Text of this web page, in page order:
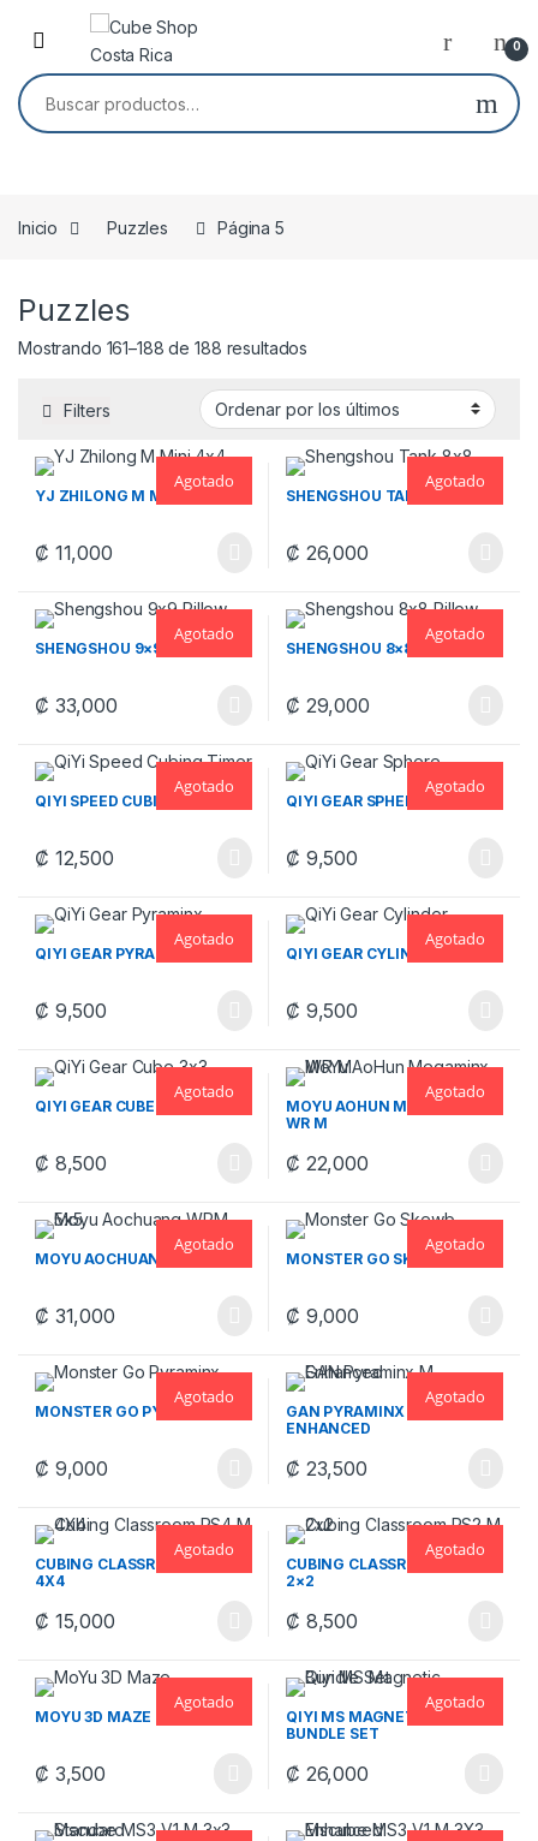
Skip to navigation
Skip to content
0
Buscar por:
Inicio Puzzles Página 5
Puzzles
Mostrando 161–188 de 188 resultados
Filters
Agotado
YJ ZHILONG M MINI 4×4
₡ 11,000
Agotado
SHENGSHOU TANK 8×8
₡ 26,000
Agotado
SHENGSHOU 9×9 PILLOW
₡ 33,000
Agotado
SHENGSHOU 8×8 PILLOW
₡ 29,000
Agotado
QIYI SPEED CUBING TIMER
₡ 12,500
Agotado
QIYI GEAR SPHERE
₡ 9,500
Agotado
QIYI GEAR PYRAMINX
₡ 9,500
Agotado
QIYI GEAR CYLINDER
₡ 9,500
Agotado
QIYI GEAR CUBE 3×3
₡ 8,500
Agotado
MOYU AOHUN MEGAMINX
WR M
₡ 22,000
Agotado
MOYU AOCHUANG WRM 5×5
₡ 31,000
Agotado
MONSTER GO SKEWB
₡ 9,000
Agotado
MONSTER GO PYRAMINX
₡ 9,000
Agotado
GAN PYRAMINX M
ENHANCED
₡ 23,500
Agotado
CUBING CLASSROOM RS4 M
4X4
₡ 15,000
Agotado
CUBING CLASSROOM RS2 M
2×2
₡ 8,500
Agotado
MOYU 3D MAZE
₡ 3,500
Este producto tiene múltiples variantes. Las opciones se
Agotado
QIYI MS MAGNETIC –
BUNDLE SET
₡ 26,000
Este producto tiene múltiples